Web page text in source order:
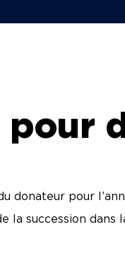
pour
donateur pour
la succession